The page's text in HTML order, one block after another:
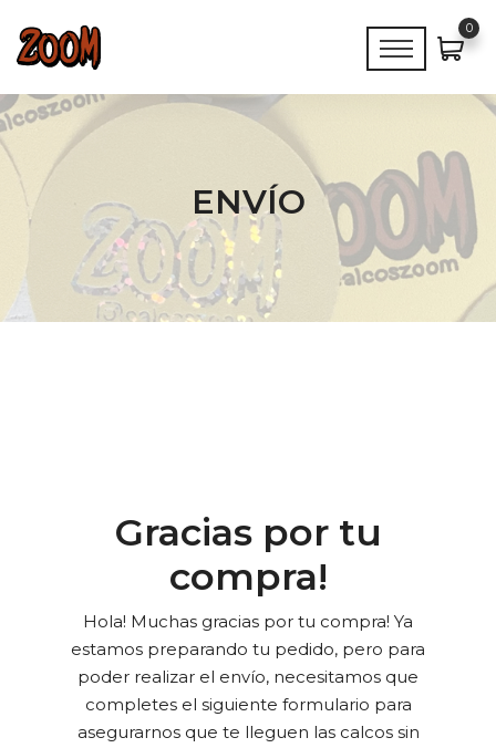
0
ENVÍO
Gracias por tu
compra!
Hola! Muchas gracias por tu compra! Ya
estamos preparando tu pedido, pero para
poder realizar el envío, necesitamos que
completes el siguiente formulario para
asegurarnos que te lleguen las calcos sin